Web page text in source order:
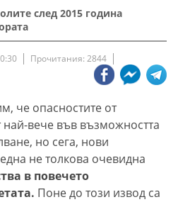
след 2015 година
Прочитания: 2844
че опасностите от
най-вече във възможността
но сега, нови
не толкова очевидна
в повечето
Поне до този извод са